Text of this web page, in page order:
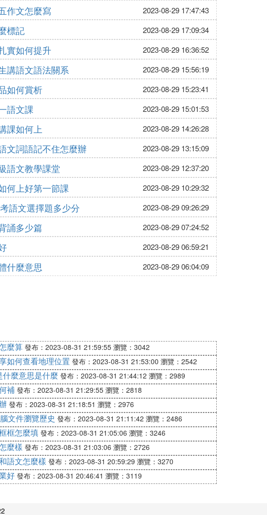
作文怎麼寫 2023-08-29 17:47:43
標記 2023-08-29 17:09:34
實如何提升 2023-08-29 16:36:52
講語文語法關系 2023-08-29 15:56:19
如何賞析 2023-08-29 15:23:41
語文課 2023-08-29 15:01:53
課如何上 2023-08-29 14:26:28
文詞語記不住怎麼辦 2023-08-29 13:15:09
語文教學課堂 2023-08-29 12:37:20
何上好第一節課 2023-08-29 10:29:32
語文選擇題多少分 2023-08-29 09:26:29
誦多少篇 2023-08-29 07:24:52
2023-08-29 06:59:21
什麼意思 2023-08-29 06:04:09
麼算發布：2023-08-31 21:59:55 瀏覽：3042
如何查看地理位置 發布：2023-08-31 21:53:00 瀏覽：2542
麼意思是什麼 發布：2023-08-31 21:44:12 瀏覽：2989
補 發布：2023-08-31 21:29:55 瀏覽：2818
發布：2023-08-31 21:18:51 瀏覽：2976
文件瀏覽歷史 發布：2023-08-31 21:11:42 瀏覽：2486
框怎麼填 發布：2023-08-31 21:05:06 瀏覽：3246
麼樣 發布：2023-08-31 21:03:06 瀏覽：2726
語文怎麼樣 發布：2023-08-31 20:59:29 瀏覽：3270
好 發布：2023-08-31 20:46:41 瀏覽：3119